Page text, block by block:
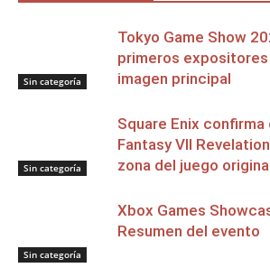
Sin categoría
Tokyo Game Show
primeros
imagen principal
Sin categoría
Square Enix confirma
Fantasy VII
zona del juego
Sin categoría
Xbox Games
Resumen del evento